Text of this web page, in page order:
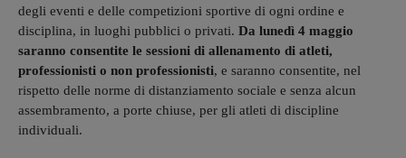
degli eventi e delle competizioni sportive di ogni ordine e
disciplina, in luoghi pubblici o privati. Da lunedì 4 maggio
saranno consentite le sessioni di allenamento di atleti,
professionisti o non professionisti, e saranno consentite, nel
rispetto delle norme di distanziamento sociale e senza alcun
assembramento, a porte chiuse, per gli atleti di discipline
individuali.